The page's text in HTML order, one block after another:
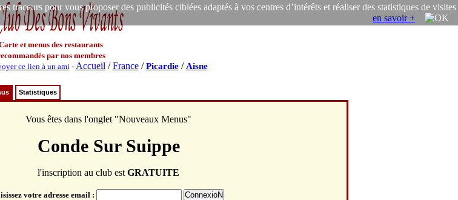
pour vous proposer des publicités ciblées adaptés à vos centres d’intérêts et réaliser des statistiques de visites
en savoir +
et menus des restaurants
par nos membres
ce lien à un ami- Accueil /France/Picardie/ Aisne
Statistiques
Vous êtes dans l'onglet "Nouveaux Menus"
Conde Sur Suippe
l'inscription au club est GRATUITE
votre adresse email :